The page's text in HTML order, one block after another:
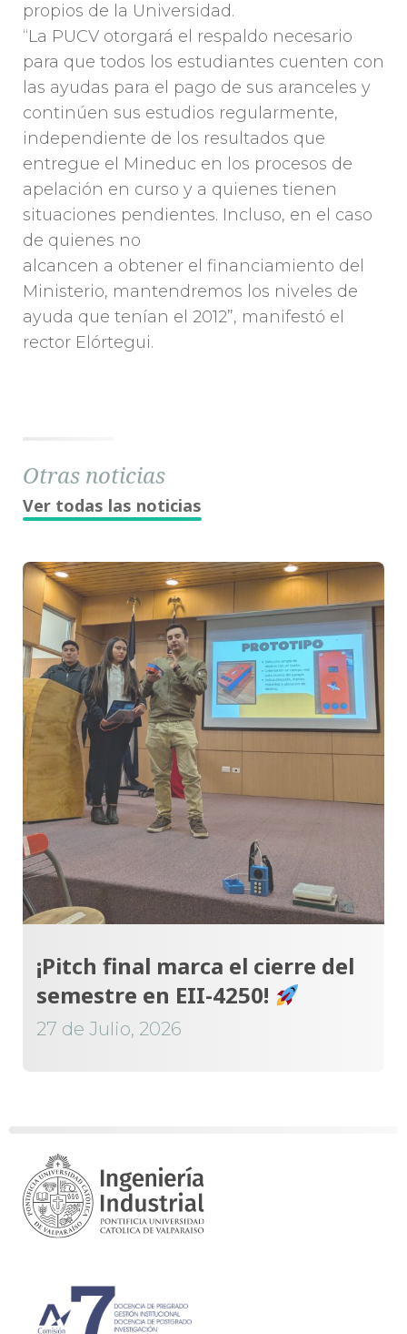
propios de la Universidad.
“La PUCV otorgará el respaldo necesario
para que todos los estudiantes cuenten con
las ayudas para el pago de sus aranceles y
continúen sus estudios regularmente,
independiente de los resultados que
entregue el Mineduc en los procesos de
apelación en curso y a quienes tienen
situaciones pendientes. Incluso, en el caso
de quienes no
alcancen a obtener el financiamiento del
Ministerio, mantendremos los niveles de
ayuda que tenían el 2012”, manifestó el
rector Elórtegui.
Otras noticias
Ver todas las noticias
¡Pitch final marca el cierre del
semestre en EII-4250!
27 de Julio, 2026